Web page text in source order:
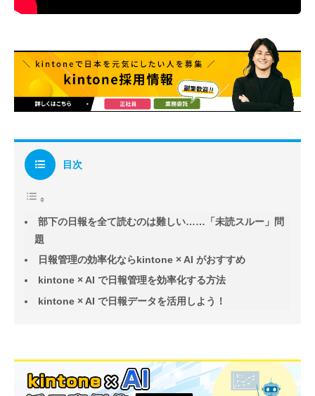
目次
部下の日報を全て読むのは難しい……「未読スルー」問
題
日報管理の効率化ならkintone × AI がおすすめ
kintone × AI で日報管理を効率化する方法
kintone × AI で日報データを活用しよう！